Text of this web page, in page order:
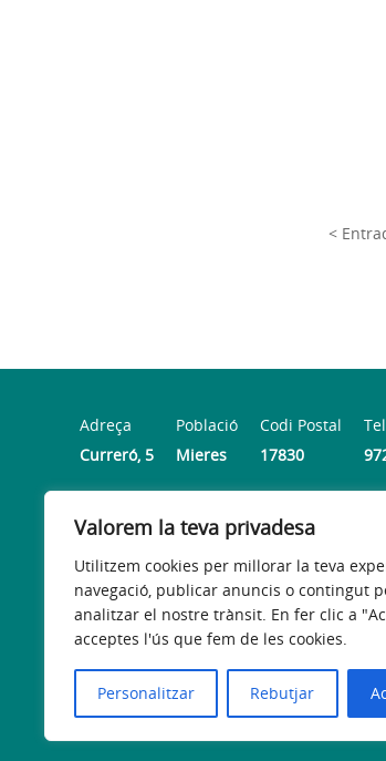
Valorem la teva privadesa
Utilitzem cookies per millorar la teva
navegació, publicar anuncis o contingut
analitzar el nostre trànsit. En fer clic a
acceptes l'ús que fem de les cookies.
Personalitzar Rebutjar
<
Adreça
Curreró, 5
Població
Mieres
Codi Postal
17830
Horari
Dilluns, dimecres i divendres: 9.30 a
Avís legal Política de privacitat